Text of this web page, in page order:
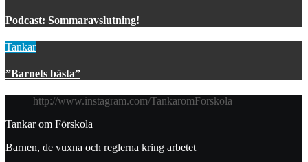
Podcast: Sommaravslutning!
Tankar
”Barnets bästa”
http://www.instagram.com/TankaromForskola
Tankar om Förskola
Barnen, de vuxna och reglerna kring arbetet